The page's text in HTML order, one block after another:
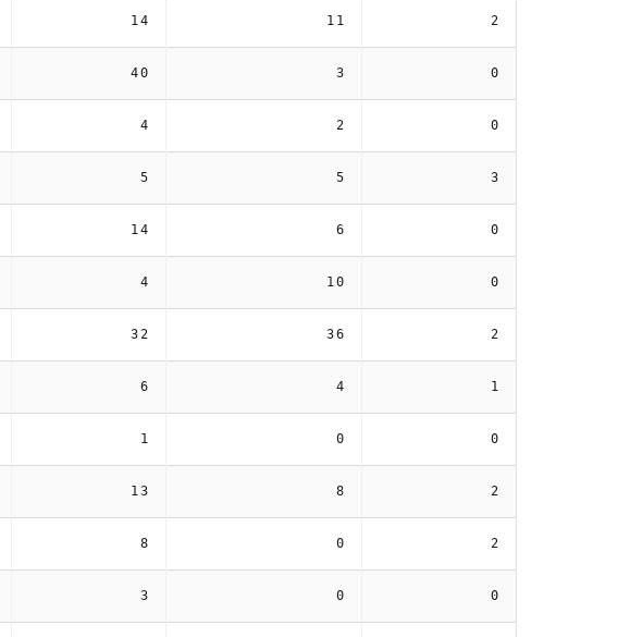
14 11 2
manager.html
40 3 0
4 2 0
5 5 3
14 6 0
4 10 0
32 36 2
6 4 1
1 0 0
13 8 2
8 0 2
3 0 0